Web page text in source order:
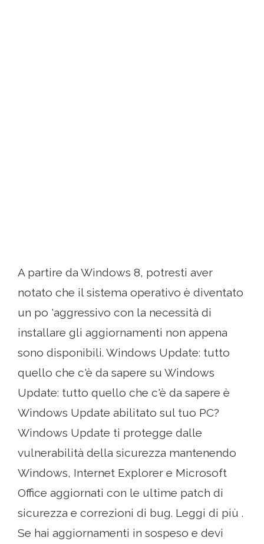
A partire da Windows 8, potresti aver
notato che il sistema operativo è diventato
un po 'aggressivo con la necessità di
installare gli aggiornamenti non appena
sono disponibili. Windows Update: tutto
quello che c'è da sapere su Windows
Update: tutto quello che c'è da sapere è
Windows Update abilitato sul tuo PC?
Windows Update ti protegge dalle
vulnerabilità della sicurezza mantenendo
Windows, Internet Explorer e Microsoft
Office aggiornati con le ultime patch di
sicurezza e correzioni di bug. Leggi di più .
Se hai aggiornamenti in sospeso e devi